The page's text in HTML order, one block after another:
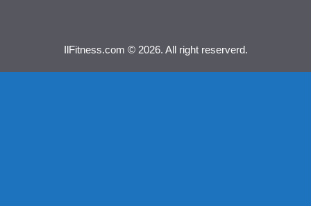
IlFitness.com © 2026. All right reserverd.